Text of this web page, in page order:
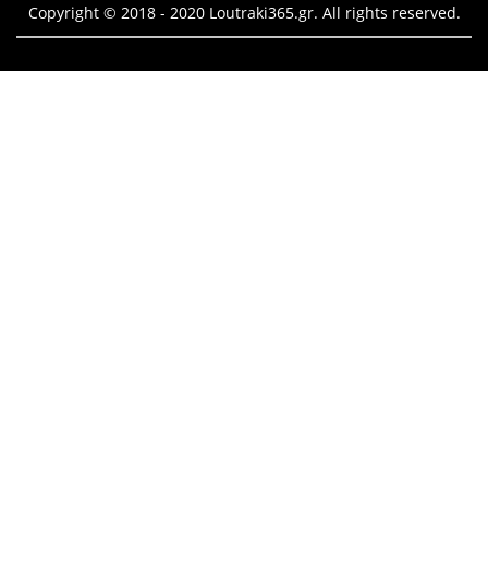
Copyright © 2018 - 2020 Loutraki365.gr. All rights reserved.